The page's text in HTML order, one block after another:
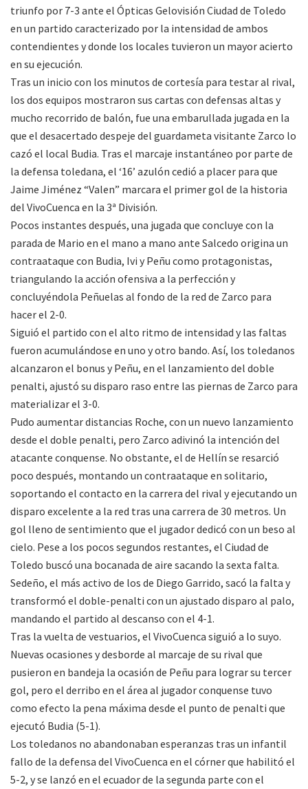
triunfo por 7-3 ante el Ópticas Gelovisión Ciudad de Toledo
en un partido caracterizado por la intensidad de ambos
contendientes y donde los locales tuvieron un mayor acierto
en su ejecución.
Tras un inicio con los minutos de cortesía para testar al rival,
los dos equipos mostraron sus cartas con defensas altas y
mucho recorrido de balón, fue una embarullada jugada en la
que el desacertado despeje del guardameta visitante Zarco lo
cazó el local Budia. Tras el marcaje instantáneo por parte de
la defensa toledana, el ‘16’ azulón cedió a placer para que
Jaime Jiménez “Valen” marcara el primer gol de la historia
del VivoCuenca en la 3ª División.
Pocos instantes después, una jugada que concluye con la
parada de Mario en el mano a mano ante Salcedo origina un
contraataque con Budia, Ivi y Peñu como protagonistas,
triangulando la acción ofensiva a la perfección y
concluyéndola Peñuelas al fondo de la red de Zarco para
hacer el 2-0.
Siguió el partido con el alto ritmo de intensidad y las faltas
fueron acumulándose en uno y otro bando. Así, los toledanos
alcanzaron el bonus y Peñu, en el lanzamiento del doble
penalti, ajustó su disparo raso entre las piernas de Zarco para
materializar el 3-0.
Pudo aumentar distancias Roche, con un nuevo lanzamiento
desde el doble penalti, pero Zarco adivinó la intención del
atacante conquense. No obstante, el de Hellín se resarció
poco después, montando un contraataque en solitario,
soportando el contacto en la carrera del rival y ejecutando un
disparo excelente a la red tras una carrera de 30 metros. Un
gol lleno de sentimiento que el jugador dedicó con un beso al
cielo. Pese a los pocos segundos restantes, el Ciudad de
Toledo buscó una bocanada de aire sacando la sexta falta.
Sedeño, el más activo de los de Diego Garrido, sacó la falta y
transformó el doble-penalti con un ajustado disparo al palo,
mandando el partido al descanso con el 4-1.
Tras la vuelta de vestuarios, el VivoCuenca siguió a lo suyo.
Nuevas ocasiones y desborde al marcaje de su rival que
pusieron en bandeja la ocasión de Peñu para lograr su tercer
gol, pero el derribo en el área al jugador conquense tuvo
como efecto la pena máxima desde el punto de penalti que
ejecutó Budia (5-1).
Los toledanos no abandonaban esperanzas tras un infantil
fallo de la defensa del VivoCuenca en el córner que habilitó el
5-2, y se lanzó en el ecuador de la segunda parte con el